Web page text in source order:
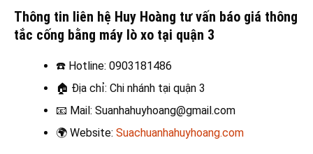
Thông tin liên hệ Huy Hoàng tư vấn báo giá thông
tắc cống bằng máy lò xo tại quận 3
☎️ Hotline: 0903181486
🏠 Địa chỉ: Chi nhánh tại quận 3
📧 Mail: Suanhahuyhoang@gmail.com
🌍 Website: Suachuanhahuyhoang.com